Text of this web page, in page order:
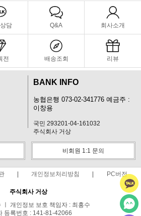
담 Q&A 회사소개
전 배송조회 리뷰
BANK INFO
농협은행 073-02-341776 예금주 :
이창용
국민 293201-04-161032
주식회사 거상
비회원 1:1 문의
개인정보처리방침 PC버전
주식회사 거상
ㅣ 개인정보 보호 책임자 : 최홍수
등록번호 : 141-81-42066